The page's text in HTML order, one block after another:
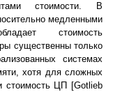
стоимости. В
медленными
стоимость
существенны только
системах
хотя для сложных
стоимость ЦП [Gotlieb